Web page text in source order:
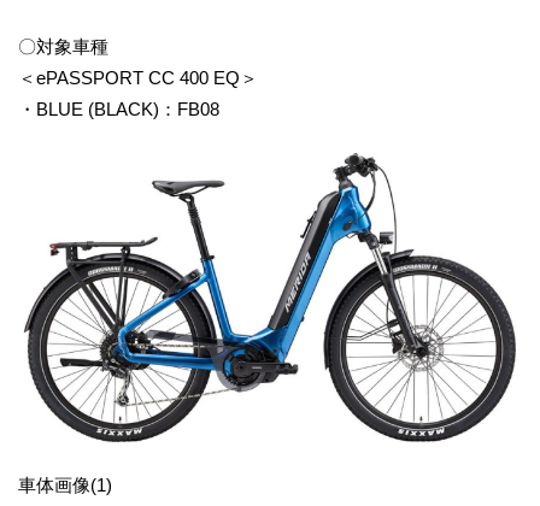
〇対象車種
＜ePASSPORT CC 400 EQ＞
・BLUE (BLACK)：FB08
車体画像(1)